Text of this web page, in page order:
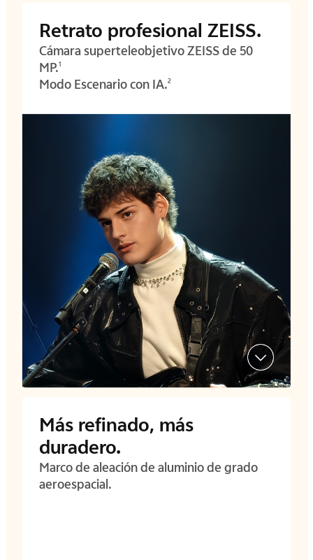
Retrato profesional ZEISS.
Cámara superteleobjetivo ZEISS de 50
MP.1
Modo Escenario con IA.2
Más refinado, más
duradero.
Marco de aleación de aluminio de grado
aeroespacial.